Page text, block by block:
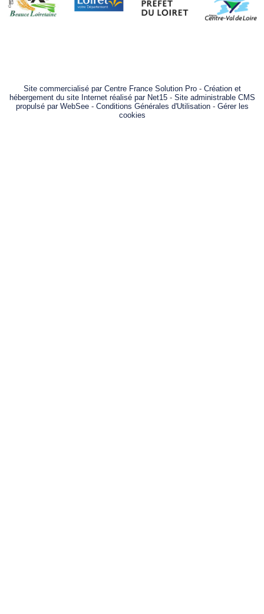
Site commercialisé par Centre France Solution Pro- Création et
hébergement du site Internet réalisé par Net15- Site administrable CMS
propulsé par WebSee- Conditions Générales d'Utilisation- Gérer les
cookies